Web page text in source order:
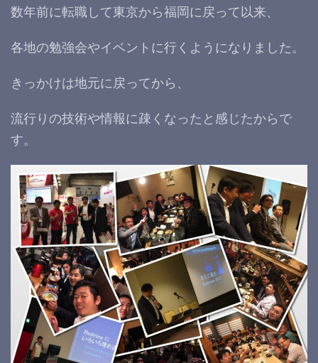
数年前に転職して東京から福岡に戻って以来、
各地の勉強会やイベントに行くようになりました。
きっかけは地元に戻ってから、
流行りの技術や情報に疎くなったと感じたからで
す。